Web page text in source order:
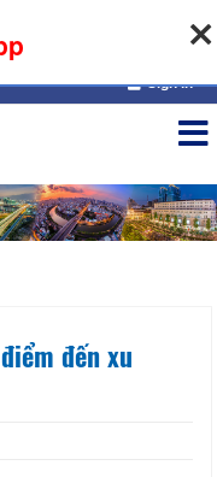
Sign in
đến xu